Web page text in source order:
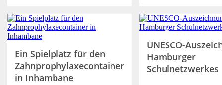
Ein Spielplatz für den
Zahnprophylaxecontainer
in Inhambane
UNESCO-
Hamburger
Schulnetzwerkes